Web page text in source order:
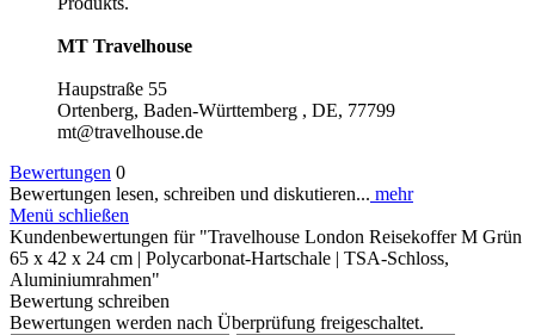
MT Travelhouse
Haupstraße 55
Ortenberg, Baden-Württemberg , DE, 77799
mt@travelhouse.de
Bewertungen 0
Bewertungen lesen, schreiben und diskutieren... mehr
Menü schließen
Kundenbewertungen für "Travelhouse London Reisekoffer M Grün
65 x 42 x 24 cm | Polycarbonat-Hartschale | TSA-Schloss,
Aluminiumrahmen"
Bewertung schreiben
Bewertungen werden nach Überprüfung freigeschaltet.